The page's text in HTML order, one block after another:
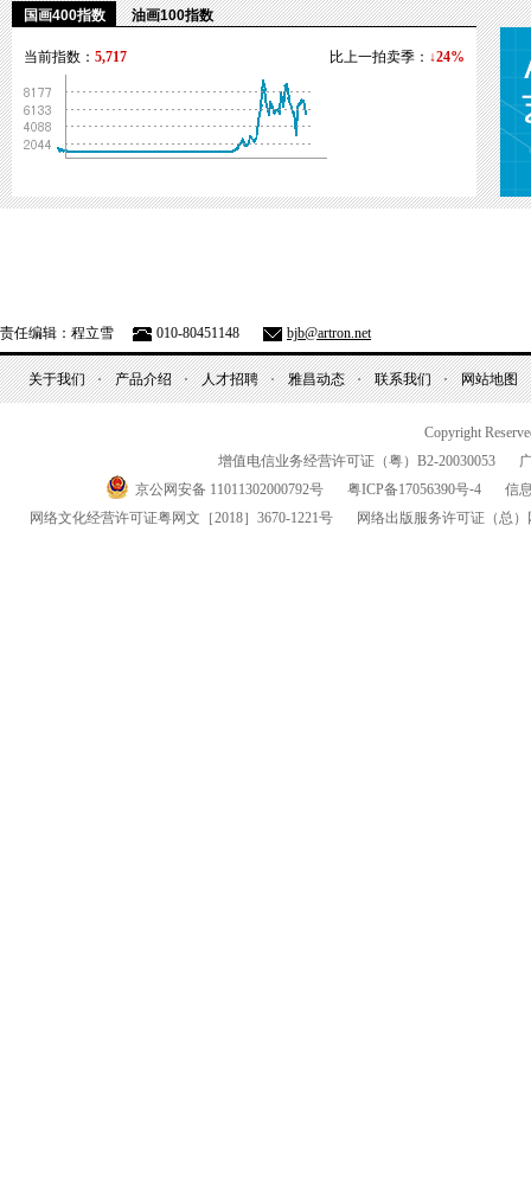
国画400指数 油画100指数
比上一拍卖季： ↓24%
当前指数： 5,717
责任编辑：程立雪 010-80451148 bjb@artron.net
关于我们 产品介绍 人才招聘 雅昌动态 联系我们 网站地图
Copyright
增值电信业务经营许可证（粤） B2-20030053
京公网安备 11011302000792号
粤ICP备17056390号-4
信
网络文化经营许可证粤网文 ［2018］3670-1221号 网络出版服务许可证 （总